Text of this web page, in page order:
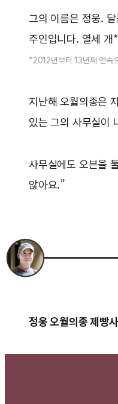
그의 이름은 정웅.
주인입니다. 열세 개
*2012년부터 13년째 연속
지난해 오월의종은
있는 그의 사무실이
사무실에도 오븐을
않아요.”
정웅 오월의종 제빵사